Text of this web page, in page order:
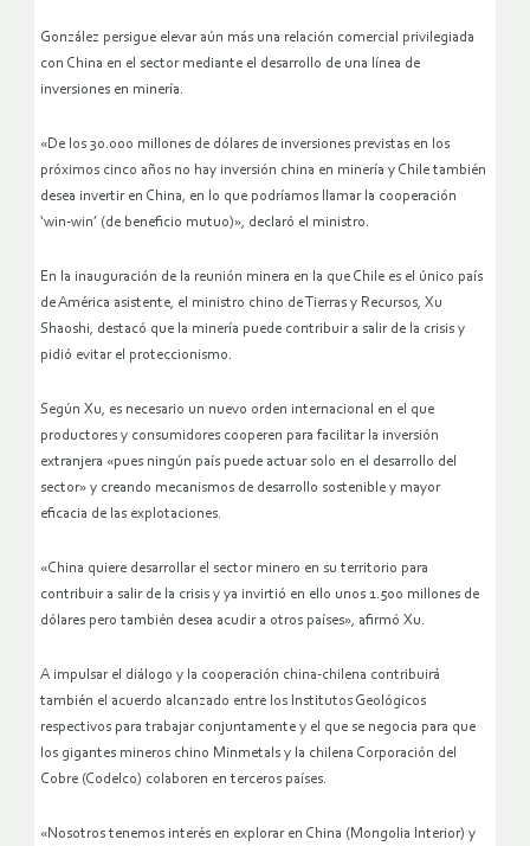
González persigue elevar aún más una relación comercial privilegiada
con China en el sector mediante el desarrollo de una línea de
inversiones en minería.
«De los 30.000 millones de dólares de inversiones previstas en los
próximos cinco años no hay inversión china en minería y Chile también
desea invertir en China, en lo que podríamos llamar la cooperación
‘win-win’ (de beneficio mutuo)», declaró el ministro.
En la inauguración de la reunión minera en la que Chile es el único país
de América asistente, el ministro chino de Tierras y Recursos, Xu
Shaoshi, destacó que la minería puede contribuir a salir de la crisis y
pidió evitar el proteccionismo.
Según Xu, es necesario un nuevo orden internacional en el que
productores y consumidores cooperen para facilitar la inversión
extranjera «pues ningún país puede actuar solo en el desarrollo del
sector» y creando mecanismos de desarrollo sostenible y mayor
eficacia de las explotaciones.
«China quiere desarrollar el sector minero en su territorio para
contribuir a salir de la crisis y ya invirtió en ello unos 1.500 millones de
dólares pero también desea acudir a otros países», afirmó Xu.
A impulsar el diálogo y la cooperación china-chilena contribuirá
también el acuerdo alcanzado entre los Institutos Geológicos
respectivos para trabajar conjuntamente y el que se negocia para que
los gigantes mineros chino Minmetals y la chilena Corporación del
Cobre (Codelco) colaboren en terceros países.
«Nosotros tenemos interés en explorar en China (Mongolia Interior) y